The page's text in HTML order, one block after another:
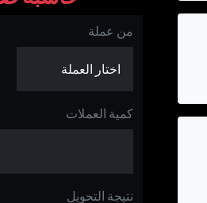
من عملة
كمية العملات
نتيجة التحويل